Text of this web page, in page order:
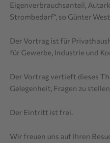
Eigenverbrauchsanteil,
Strombedarf“, so Günter
Der Vortrag ist für
für Gewerbe, Industrie und
Der Vortrag vertieft dieses
Gelegenheit, Fragen zu
Der Eintritt ist frei.
Wir freuen uns auf Ihren